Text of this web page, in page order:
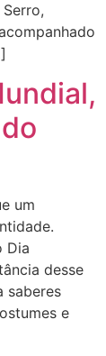
um
Dia
desse
saberes
e